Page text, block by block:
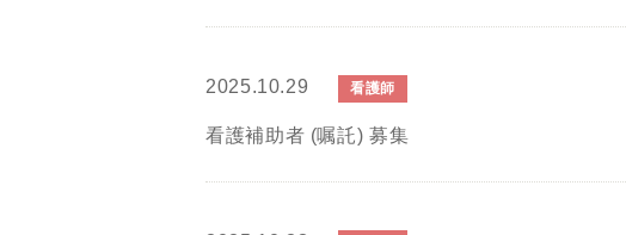
2025.10.29 看護師
看護補助者 (嘱託) 募集